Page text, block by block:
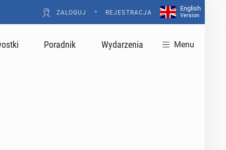
ZALOGUJ • REJESTRACJA
English
Version
Poradnik Wydarzenia Menu